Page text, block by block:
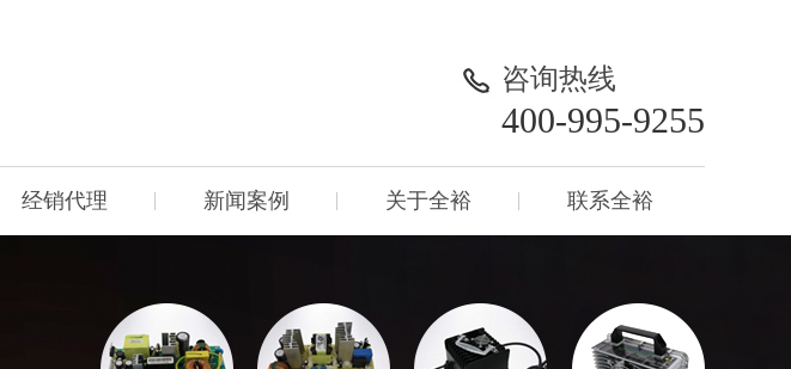
咨询热线
400-995-9255
经销代理 新闻案例 关于全裕 联系全裕